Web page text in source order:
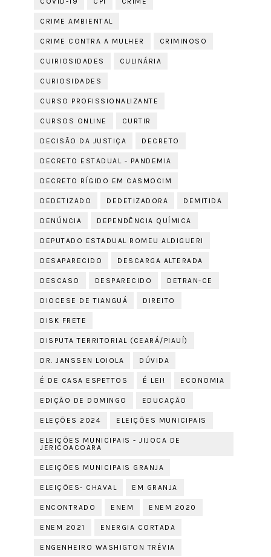
CRIME AMBIENTAL
CRIME CONTRA A MULHER CRIMINOSO
CUIRIOSIDADES CULINÁRIA
CURIOSIDADES
CURSO PROFISSIONALIZANTE
CURSOS ONLINE CURTIR
DECISÃO DA JUSTIÇA DECRETO
DECRETO ESTADUAL - PANDEMIA
DECRETO RÍGIDO EM CASMOCIM
DEDETIZADO DEDETIZADORA DEMITIDA
DENÚNCIA DEPENDÊNCIA QUÍMICA
DEPUTADO ESTADUAL ROMEU ALDIGUERI
DESAPARECIDO DESCARGA ALTERADA
DESCASO DESPARECIDO DETRAN-CE
DIOCESE DE TIANGUÁ DIREITO
DISK FRETE
DISPUTA TERRITORIAL (CEARÁ/PIAUÍ)
DR. JANSSEN LOIOLA DÚVIDA
É DE CASA ESPETTOS É LEI! ECONOMIA
EDIÇÃO DE DOMINGO EDUCAÇÃO
ELEÇÕES 2024 ELEIÇÕES MUNICIPAIS
ELEIÇÕES MUNICIPAIS - JIJOCA DE
JERICOACOARA
ELEIÇÕES MUNICIPAIS GRANJA
ELEIÇÕES- CHAVAL EM GRANJA
ENCONTRADO ENEM ENEM 2020
ENEM 2021 ENERGIA CORTADA
ENGENHEIRO WASHIGTON TRÉVIA